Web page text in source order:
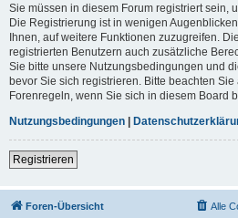
Sie müssen in diesem Forum registriert sein,
Die Registrierung ist in wenigen
Ihnen, auf weitere Funktionen zuzugreifen.
registrierten Benutzern auch zusätzliche
Sie bitte unsere Nutzungsbedingungen und
bevor Sie sich registrieren. Bitte beachten
Forenregeln, wenn Sie sich in diesem Board
Nutzungsbedingungen |
Registrieren
Foren-Übersicht Alle